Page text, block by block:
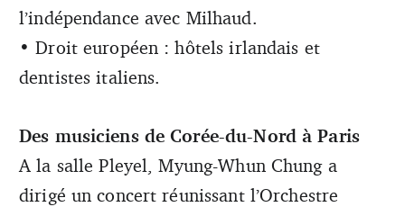
l’indépendance avec Milhaud.
• Droit européen : hôtels irlandais et
dentistes italiens.
Des musiciens de Corée-du-Nord à Paris
A la salle Pleyel, Myung-Whun Chung a
dirigé un concert réunissant l’Orchestre